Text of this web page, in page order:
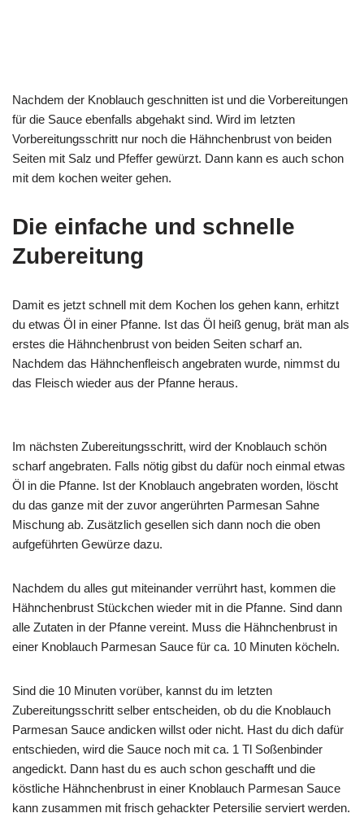
Nachdem der Knoblauch geschnitten ist und die Vorbereitungen
für die Sauce ebenfalls abgehakt sind. Wird im letzten
Vorbereitungsschritt nur noch die Hähnchenbrust von beiden
Seiten mit Salz und Pfeffer gewürzt. Dann kann es auch schon
mit dem kochen weiter gehen.
Die einfache und schnelle
Zubereitung
Damit es jetzt schnell mit dem Kochen los gehen kann, erhitzt
du etwas Öl in einer Pfanne. Ist das Öl heiß genug, brät man als
erstes die Hähnchenbrust von beiden Seiten scharf an.
Nachdem das Hähnchenfleisch angebraten wurde, nimmst du
das Fleisch wieder aus der Pfanne heraus.
Im nächsten Zubereitungsschritt, wird der Knoblauch schön
scharf angebraten. Falls nötig gibst du dafür noch einmal etwas
Öl in die Pfanne. Ist der Knoblauch angebraten worden, löscht
du das ganze mit der zuvor angerührten Parmesan Sahne
Mischung ab. Zusätzlich gesellen sich dann noch die oben
aufgeführten Gewürze dazu.
Nachdem du alles gut miteinander verrührt hast, kommen die
Hähnchenbrust Stückchen wieder mit in die Pfanne. Sind dann
alle Zutaten in der Pfanne vereint. Muss die Hähnchenbrust in
einer Knoblauch Parmesan Sauce für ca. 10 Minuten köcheln.
Sind die 10 Minuten vorüber, kannst du im letzten
Zubereitungsschritt selber entscheiden, ob du die Knoblauch
Parmesan Sauce andicken willst oder nicht. Hast du dich dafür
entschieden, wird die Sauce noch mit ca. 1 Tl Soßenbinder
angedickt. Dann hast du es auch schon geschafft und die
köstliche Hähnchenbrust in einer Knoblauch Parmesan Sauce
kann zusammen mit frisch gehackter Petersilie serviert werden.